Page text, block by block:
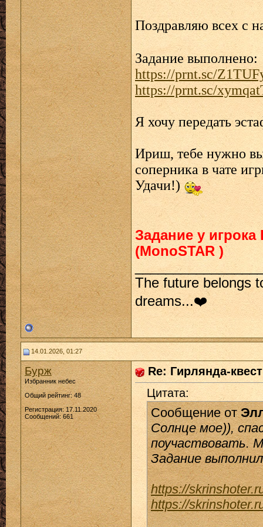
Поздравляю всех с
Задание выполнено:
https://prnt.sc/
https://prnt.sc/
Я хочу передать
Ириш, тебе нужно
соперника в чате
Удачи!)
Задание у
(MonoSTAR )
The future belongs
dreams...❤️
14.01.2026, 01:27
Бурж
Избранник небес
Общий рейтинг: 48
Регистрация: 17.11.2020
Сообщений: 661
Re: Гирлянда-
Цитата:
Сообщение от
Солнце мое)),
поучаствовать.
Задание
https://
https://